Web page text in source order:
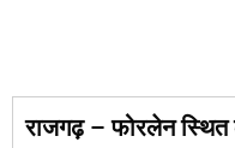
राजगढ़ – फोरलेन स्थित